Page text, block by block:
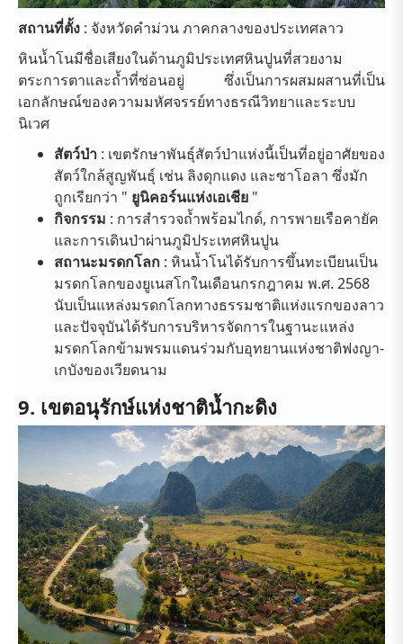
สถานที่ตั้ง : จังหวัดคำม่วน ภาคกลางของประเทศลาว
หินน้ำโนมีชื่อเสียงในด้านภูมิประเทศหินปูนที่สวยงาม
ตระการตาและถ้ำที่ซ่อนอยู่ ซึ่งเป็นการผสมผสานที่เป็น
เอกลักษณ์ของความมหัศจรรย์ทางธรณีวิทยาและระบบ
นิเวศ
สัตว์ป่า : เขตรักษาพันธุ์สัตว์ป่าแห่งนี้เป็นที่อยู่อาศัยของ
สัตว์ใกล้สูญพันธุ์ เช่น ลิงดุกแดง และซาโอลา ซึ่งมัก
ถูกเรียกว่า " ยูนิคอร์นแห่งเอเชีย "
กิจกรรม : การสำรวจถ้ำพร้อมไกด์, การพายเรือคายัค
และการเดินป่าผ่านภูมิประเทศหินปูน
สถานะมรดกโลก : หินน้ำโนได้รับการขึ้นทะเบียนเป็น
มรดกโลกของยูเนสโกในเดือนกรกฎาคม พ.ศ. 2568
นับเป็นแหล่งมรดกโลกทางธรรมชาติแห่งแรกของลาว
และปัจจุบันได้รับการบริหารจัดการในฐานะแหล่ง
มรดกโลกข้ามพรมแดนร่วมกับอุทยานแห่งชาติฟงญา-
เกบังของเวียดนาม
9. เขตอนุรักษ์แห่งชาติน้ำกะดิง